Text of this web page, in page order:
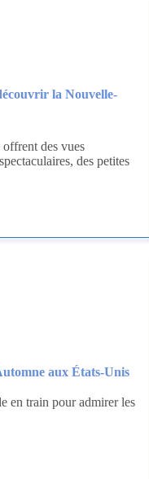
la Nouvelle-
des vues
des petites
aux États-Unis
en train pour admirer les